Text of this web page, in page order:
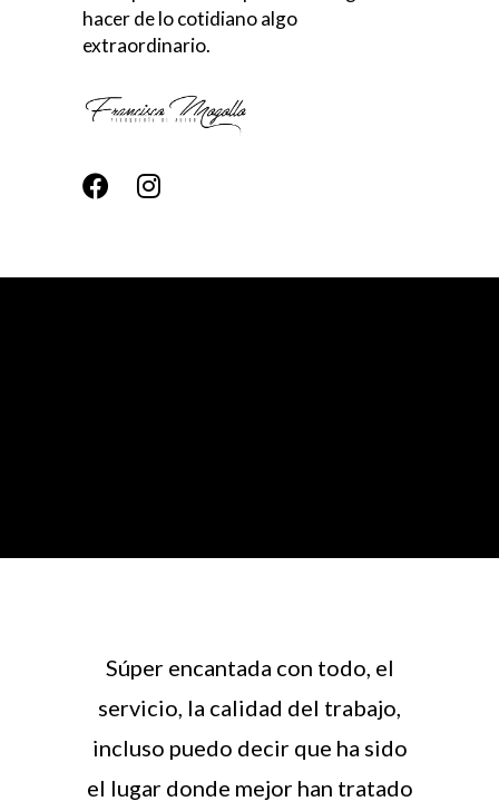
hacer de lo cotidiano algo
extraordinario.
Súper encantada con todo, el
servicio, la calidad del trabajo,
incluso puedo decir que ha sido
el lugar donde mejor han tratado